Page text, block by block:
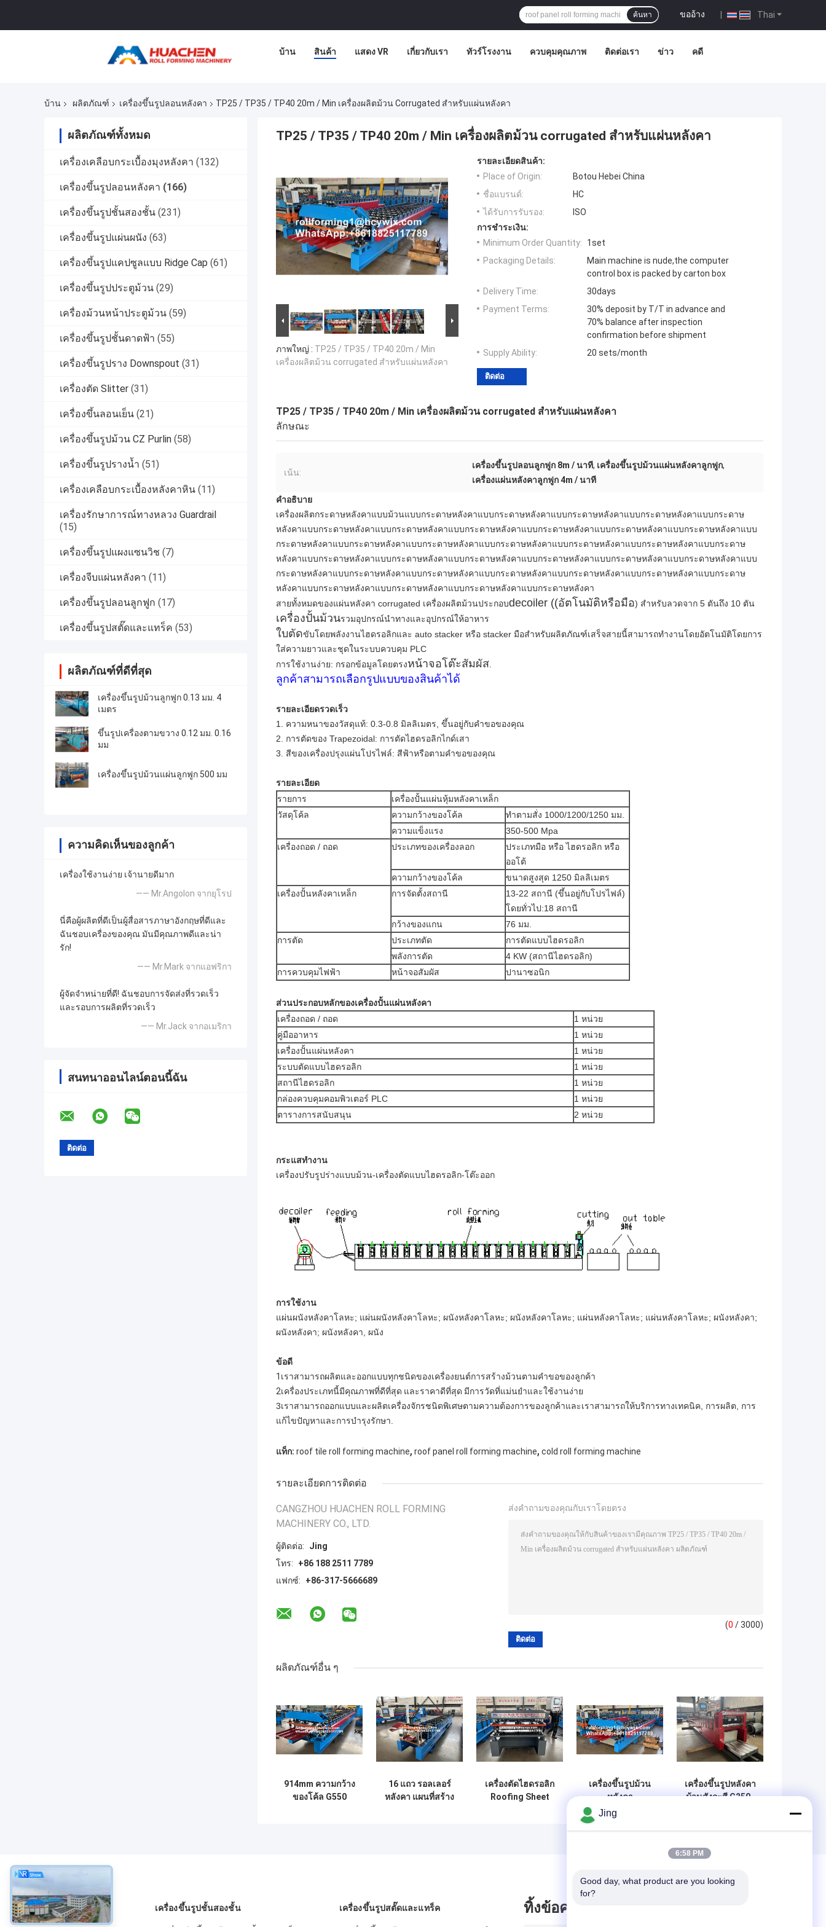
Thai
ขออ้าง |
ค้นหา
บ้าน สินค้า แสดง VR เกี่ยวกับเรา ทัวร์โรงงาน ควบคุมคุณภาพ ติดต่อเรา ข่าว คดี
บ้าน ผลิตภัณฑ์ เครื่องขึ้นรูปลอนหลังคา TP25 / TP35 / TP40 20m / Min เครื่องผลิตม้วน Corrugated สําหรับแผ่นหลังคา
ผลิตภัณฑ์ทั้งหมด
เครื่องเคลือบกระเบื้องมุงหลังคา (132)
เครื่องขึ้นรูปลอนหลังคา (166)
เครื่องขึ้นรูปชั้นสองชั้น (231)
เครื่องขึ้นรูปแผ่นผนัง (63)
เครื่องขึ้นรูปแคปซูลแบบ Ridge Cap (61)
เครื่องขึ้นรูปประตูม้วน (29)
เครื่องม้วนหน้าประตูม้วน (59)
เครื่องขึ้นรูปชั้นดาดฟ้า (55)
เครื่องขึ้นรูปราง Downspout (31)
เครื่องตัด Slitter (31)
เครื่องขึ้นลอนเย็น (21)
เครื่องขึ้นรูปม้วน CZ Purlin (58)
เครื่องขึ้นรูปรางน้ำ (51)
เครื่องเคลือบกระเบื้องหลังคาหิน (11)
เครื่องรักษาการณ์ทางหลวง Guardrail
(15)
เครื่องขึ้นรูปแผงแซนวิช (7)
เครื่องจีบแผ่นหลังคา (11)
เครื่องขึ้นรูปลอนลูกฟูก (17)
เครื่องขึ้นรูปสตั๊ดและแทร็ค (53)
ผลิตภัณฑ์ที่ดีที่สุด
เครื่องขึ้นรูปม้วนลูกฟูก 0.13 มม. 4
เมตร
ขึ้นรูปเครื่องตามขวาง 0.12 มม. 0.16
มม
เครื่องขึ้นรูปม้วนแผ่นลูกฟูก 500 มม
ความคิดเห็นของลูกค้า
เครื่องใช้งานง่าย เจ้านายดีมาก
—— Mr.Angolon จากยุโรป
นี่คือผู้ผลิตที่ดีเป็นผู้สื่อสารภาษาอังกฤษที่ดีและ
ฉันชอบเครื่องของคุณ มันมีคุณภาพดีและน่า
รัก!
—— Mr.Mark จากแอฟริกา
ผู้จัดจำหน่ายที่ดี! ฉันชอบการจัดส่งที่รวดเร็ว
และรอบการผลิตที่รวดเร็ว
—— Mr.Jack จากอเมริกา
สนทนาออนไลน์ตอนนี้ฉัน
TP25 / TP35 / TP40 20m / Min เครื่องผลิตม้วน corrugated สําหรับแผ่นหลังคา
ภาพใหญ่ : TP25 / TP35 / TP40 20m / Min
เครื่องผลิตม้วน corrugated สําหรับแผ่นหลังคา
รายละเอียดสินค้า:
Place of Origin:
Botou Hebei China
ชื่อแบรนด์:
HC
ได้รับการรับรอง:
ISO
การชำระเงิน:
Minimum Order Quantity:
1set
Packaging Details:
Main machine is nude,the computer
control box is packed by carton box
Delivery Time:
30days
Payment Terms:
30% deposit by T/T in advance and
70% balance after inspection
confirmation before shipment
Supply Ability:
20 sets/month
ติดต่อ
TP25 / TP35 / TP40 20m / Min เครื่องผลิตม้วน corrugated สําหรับแผ่นหลังคา
ลักษณะ
เน้น:
เครื่องขึ้นรูปลอนลูกฟูก 8m / นาที, เครื่องขึ้นรูปม้วนแผ่นหลังคาลูกฟูก,
เครื่องแผ่นหลังคาลูกฟูก 4m / นาที
คําอธิบาย
เครื่องผลิตกระดาษหลังคาแบบม้วนแบบกระดาษหลังคาแบบกระดาษหลังคาแบบกระดาษหลังคาแบบกระดาษหลังคาแบบกระดาษ
หลังคาแบบกระดาษหลังคาแบบกระดาษหลังคาแบบกระดาษหลังคาแบบกระดาษหลังคาแบบกระดาษหลังคาแบบกระดาษหลังคาแบบ
กระดาษหลังคาแบบกระดาษหลังคาแบบกระดาษหลังคาแบบกระดาษหลังคาแบบกระดาษหลังคาแบบกระดาษหลังคาแบบกระดาษ
หลังคาแบบกระดาษหลังคาแบบกระดาษหลังคาแบบกระดาษหลังคาแบบกระดาษหลังคาแบบกระดาษหลังคาแบบกระดาษหลังคาแบบ
กระดาษหลังคาแบบกระดาษหลังคาแบบกระดาษหลังคาแบบกระดาษหลังคาแบบกระดาษหลังคาแบบกระดาษหลังคาแบบกระดาษ
หลังคาแบบกระดาษหลังคาแบบกระดาษหลังคาแบบกระดาษหลังคาแบบกระดาษหลังคา
สายทั้งหมดของแผ่นหลังคา corrugated เครื่องผลิตม้วนประกอบdecoiler ((อัตโนมัติหรือมือ) สําหรับลวดจาก 5 ตันถึง 10 ตัน
เครื่องปั้นม้วนรวมอุปกรณ์นําทางและอุปกรณ์ให้อาหาร
ใบตัดขับโดยพลังงานไฮดรอลิกและ auto stacker หรือ stacker มือสําหรับผลิตภัณฑ์เสร็จสายนี้สามารถทํางานโดยอัตโนมัติโดยการ
ใส่ความยาวและชุดในระบบควบคุม PLC
การใช้งานง่าย: กรอกข้อมูลโดยตรงหน้าจอโต๊ะสัมผัส.
ลูกค้าสามารถเลือกรูปแบบของสินค้าได้
รายละเอียดรวดเร็ว
1. ความหนาของวัสดุแท้: 0.3-0.8 มิลลิเมตร, ขึ้นอยู่กับคําขอของคุณ
2. การตัดของ Trapezoidal: การตัดไฮดรอลิกไกด์เสา
3. สีของเครื่องปรุงแผ่นโปรไฟล์: สีฟ้าหรือตามคําขอของคุณ
รายละเอียด
รายการ
เครื่องปั้นแผ่นหุ้มหลังคาเหล็ก
วัสดุโค้ล
ความกว้างของโค้ล
ทําตามสั่ง 1000/1200/1250 มม.
ความแข็งแรง
350-500 Mpa
เครื่องถอด / ถอด
ประเภทของเครื่องลอก
ประเภทมือ หรือ ไฮดรอลิก หรือ
ออโต้
ความกว้างของโค้ล
ขนาดสูงสุด 1250 มิลลิเมตร
เครื่องปั้นหลังคาเหล็ก
การจัดตั้งสถานี
13-22 สถานี (ขึ้นอยู่กับโปรไฟล์)
โดยทั่วไป:18 สถานี
กว้างของแกน
76 มม.
การตัด
ประเภทตัด
การตัดแบบไฮดรอลิก
พลังการตัด
4 KW (สถานีไฮดรอลิก)
การควบคุมไฟฟ้า
หน้าจอสัมผัส ปานาซอนิก
ส่วนประกอบหลักของเครื่องปั้นแผ่นหลังคา
เครื่องถอด / ถอด
1 หน่วย
คู่มืออาหาร
1 หน่วย
เครื่องปั้นแผ่นหลังคา
1 หน่วย
ระบบตัดแบบไฮดรอลิก
1 หน่วย
สถานีไฮดรอลิก
1 หน่วย
กล่องควบคุมคอมพิวเตอร์ PLC
1 หน่วย
ตารางการสนับสนุน
2 หน่วย
กระแสทํางาน
เครื่องปรับรูปร่างแบบม้วน-เครื่องตัดแบบไฮดรอลิก-โต๊ะออก
การใช้งาน
แผ่นผนังหลังคาโลหะ; แผ่นผนังหลังคาโลหะ; ผนังหลังคาโลหะ; ผนังหลังคาโลหะ; แผ่นหลังคาโลหะ; แผ่นหลังคาโลหะ; ผนังหลังคา;
ผนังหลังคา; ผนังหลังคา, ผนัง
ข้อดี
1เราสามารถผลิตและออกแบบทุกชนิดของเครื่องยนต์การสร้างม้วนตามคําขอของลูกค้า
2เครื่องประเภทนี้มีคุณภาพที่ดีที่สุด และราคาดีที่สุด มีการวัดที่แม่นยําและใช้งานง่าย
3เราสามารถออกแบบและผลิตเครื่องจักรชนิดพิเศษตามความต้องการของลูกค้าและเราสามารถให้บริการทางเทคนิค, การผลิต, การ
แก้ไขปัญหาและการบํารุงรักษา.
แท็ก: roof tile roll forming machine, roof panel roll forming machine, cold roll forming machine
รายละเอียดการติดต่อ
CANGZHOU HUACHEN ROLL FORMING
MACHINERY CO., LTD.
ผู้ติดต่อ:
Jing
โทร:
+86 188 2511 7789
แฟกซ์:
+86-317-5666689
ส่งคำถามของคุณกับเราโดยตรง
(0 / 3000)
ผลิตภัณฑ์อื่น ๆ
914mm ความกว้าง
ของโค้ล G550
16 แถว รอลเลอร์
หลังคา แผนที่สร้าง
เครื่องตัดไฮดรอลิก
Roofing Sheet
เครื่องขึ้นรูปม้วน
หลังคา
Perfiladeira
Trapeze 40 สำหรับ
เครื่องขึ้นรูปหลังคา
ม้วนสังกะสี G250-
เกี่ยวกับ เครื่องขึ้นรูปชั้นสองชั้น เครื่องขึ้นรูปสตั๊ดและแทร็ค ทิ้งข้อความไว้
Jing
6:58 PM
Good day, what product are you looking
for?